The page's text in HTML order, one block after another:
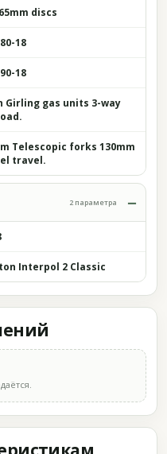
discs
18
18
Girling gas units 3-way
Telescopic forks 130mm
travel.
2 параметра
Interpol 2 Classic